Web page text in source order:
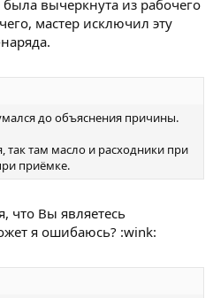
вычеркнута из рабочего
мастер исключил эту
до объяснения причины.
так там масло и расходники при
приёмке.
что Вы являетесь
я ошибаюсь? :wink: